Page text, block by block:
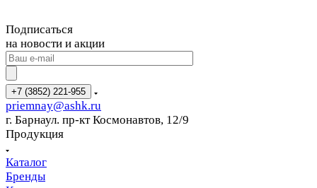
Подписаться
на новости и акции
+7 (3852) 221-955
priemnay@ashk.ru
г. Барнаул. пр-кт Космонавтов, 12/9
Продукция
Каталог
Бренды